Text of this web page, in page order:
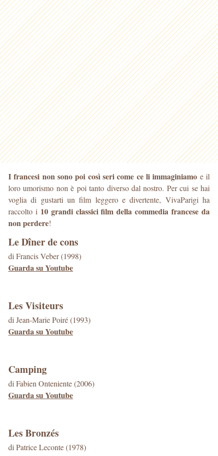
I francesi non sono poi così seri come ce li immaginiamo e il
loro umorismo non è poi tanto diverso dal nostro. Per cui se hai
voglia di gustarti un film leggero e divertente, VivaParigi ha
raccolto i 10 grandi classici film della commedia francese da
non perdere!
Le Dîner de cons
di Francis Veber (1998)
Guarda su Youtube
Les Visiteurs
di Jean-Marie Poiré (1993)
Guarda su Youtube
Camping
di Fabien Onteniente (2006)
Guarda su Youtube
Les Bronzés
di Patrice Leconte (1978)